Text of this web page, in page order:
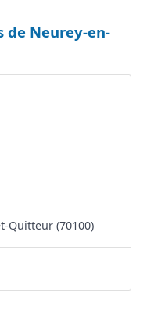
de Neurey-en-
Quitteur (70100)